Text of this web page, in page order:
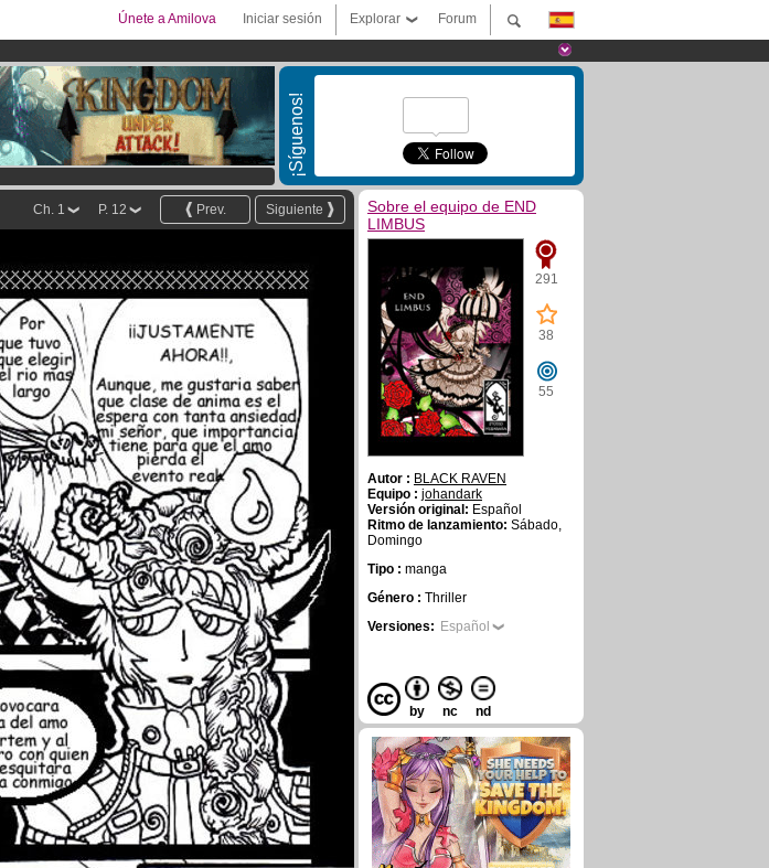
Forum
Explorar
Iniciar sesión
Únete a Amilova
¡Síguenos!
Siguiente
Prev.
P. 12
Ch. 1
Sobre el equipo de END
LIMBUS
291
38
55
Autor : BLACK RAVEN
Equipo : johandark
Versión original: Español
Ritmo de lanzamiento: Sábado,
Domingo
Tipo : manga
Género : Thriller
Versiones: Español
by nc nd